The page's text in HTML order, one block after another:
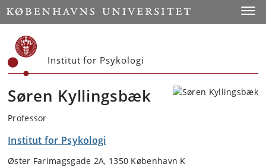
Start
Institut for Psykologi
Søren Kyllingsbæk
Professor
Institut for Psykologi
Øster Farimagsgade 2A, 1350 København K